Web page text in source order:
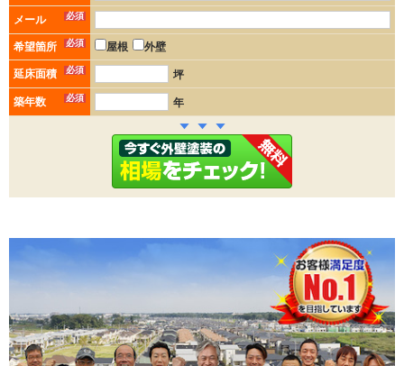
メール 必須
希望箇所 必須 屋根 外壁
延床面積 必須 坪
築年数 必須 年